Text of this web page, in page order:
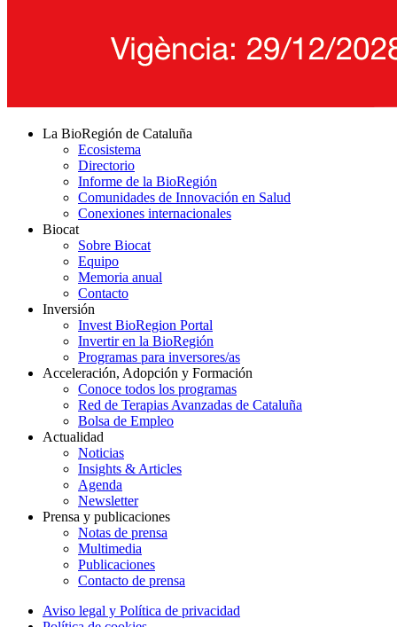
La BioRegión de Cataluña
Ecosistema
Directorio
Informe de la BioRegión
Comunidades de Innovación en Salud
Conexiones internacionales
Biocat
Sobre Biocat
Equipo
Memoria anual
Contacto
Inversión
Invest BioRegion Portal
Invertir en la BioRegión
Programas para inversores/as
Acceleración, Adopción y Formación
Conoce todos los programas
Red de Terapias Avanzadas de Cataluña
Bolsa de Empleo
Actualidad
Noticias
Insights & Articles
Agenda
Newsletter
Prensa y publicaciones
Notas de prensa
Multimedia
Publicaciones
Contacto de prensa
Aviso legal y Política de privacidad